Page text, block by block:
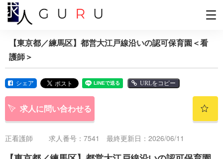
【東京都／練馬区】都営大江戸線沿いの認可保育園＜看
護師＞
シェア URLをコピー
求人に問い合わせる
正看護師 求人番号：7541 最終更新日：2026/06/11